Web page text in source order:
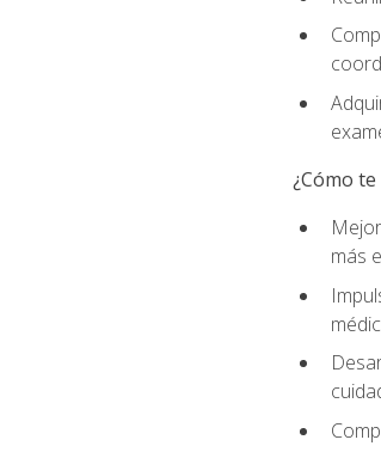
¿Cómo
más